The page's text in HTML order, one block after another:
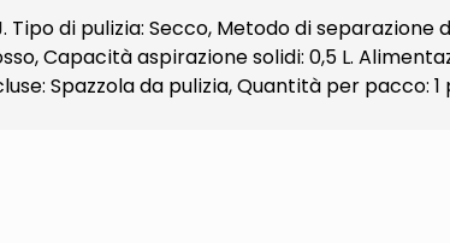
Tipo di pulizia: Secco, Metodo di
Capacità aspirazione solidi: 0,5 L.
Spazzola da pulizia, Quantità per pacco: 1